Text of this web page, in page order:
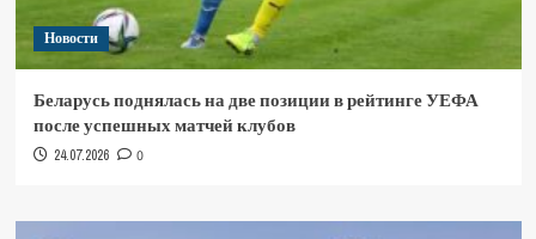
Новости
Беларусь поднялась на две позиции в рейтинге УЕФА
после успешных матчей клубов
24.07.2026 0